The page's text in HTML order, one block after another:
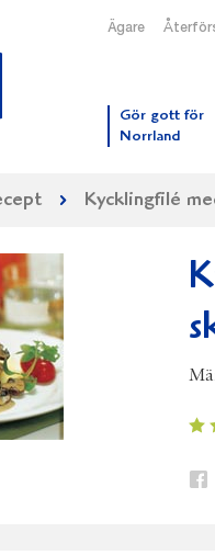
Ägare
Gör gott för
Norrland
Kycklingfilé